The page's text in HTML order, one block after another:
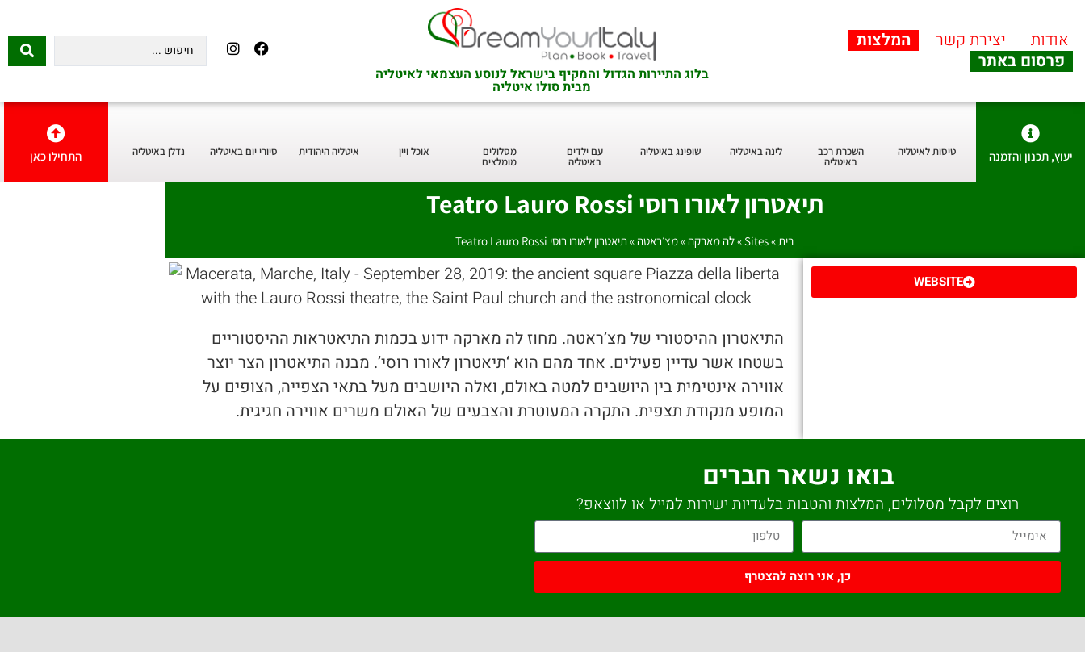
אודות יצירת קשר
המלצות
פרסום באתר
בלוג התיירות הגדול והמקיף בישראל לנוסע העצמאי לאיטליה
מבית סולו איטליה
יעוץ, תכנון והזמנה טיסות לאיטליה השכרת רכב
באיטליה
לינה באיטליה שופינג באיטליה עם ילדים
באיטליה
מסלולים
מומלצים
אוכל ויין איטליה היהודית סיורי יום באיטליה נדלן באיטליה התחילו כאן
תיאטרון לאורו רוסי Teatro Lauro Rossi
בית »
Sites
»לה מארקה»מצ׳ראטה» תיאטרון לאורו רוסי Teatro Lauro Rossi
WEBSITE
התיאטרון ההיסטורי של מצ’ראטה. מחוז לה מארקה ידוע בכמות התיאטראות ההיסטוריים
בשטחו אשר עדיין פעילים. אחד מהם הוא ‘תיאטרון לאורו רוסי’. מבנה התיאטרון הצר יוצר
אווירה אינטימית בין היושבים למטה באולם, ואלה היושבים מעל בתאי הצפייה, הצופים על
המופע מנקודת תצפית. התקרה המעוטרת והצבעים של האולם משרים אווירה חגיגית.
בואו נשאר חברים
רוצים לקבל מסלולים, המלצות והטבות בלעדיות ישירות למייל או לווצאפ?
כן, אני רוצה להצטרף